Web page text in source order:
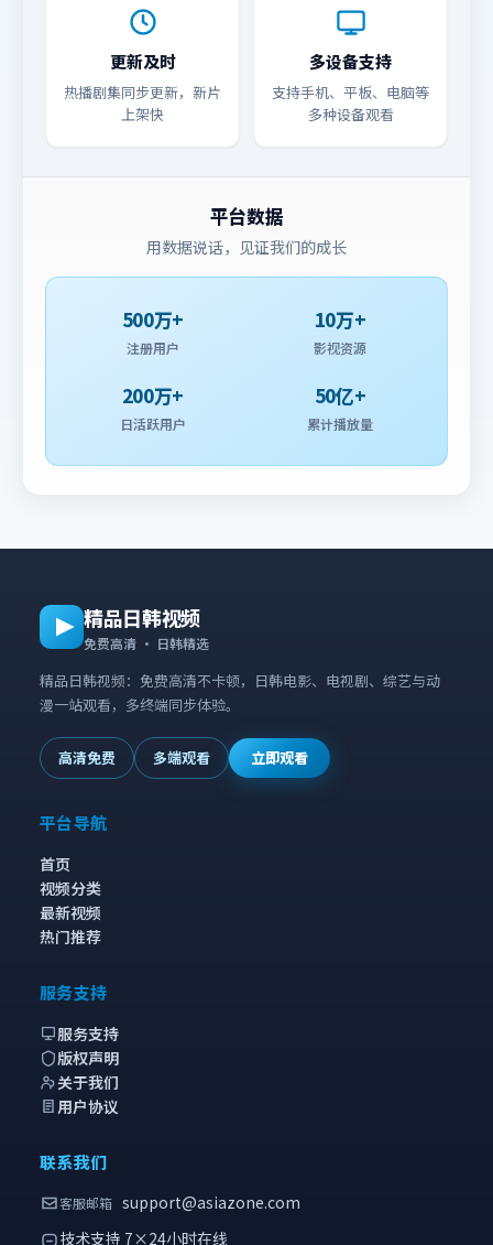
更新及时
热播剧集同步更新，新片
上架快
多设备支持
支持手机、平板、电脑等
多种设备观看
平台数据
用数据说话，见证我们的成长
500万+
注册用户
10万+
影视资源
200万+
日活跃用户
50亿+
累计播放量
精品日韩视频
免费高清 · 日韩精选
精品日韩视频：免费高清不卡顿，日韩电影、电视剧、综艺与动
漫一站观看，多终端同步体验。
高清免费 多端观看 立即观看
平台导航
首页
视频分类
最新视频
热门推荐
服务支持
服务支持
版权声明
关于我们
用户协议
联系我们
客服邮箱 support@asiazone.com
技术支持 7×24小时在线